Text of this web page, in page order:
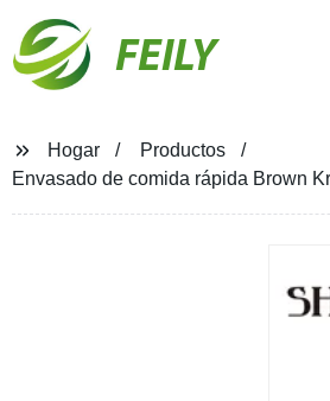
FEILY
Hogar
Productos
Envasado de comida rápida Brown